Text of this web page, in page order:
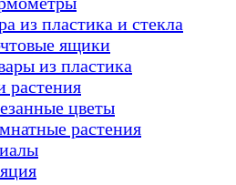
из пластика и стекла
ящики
из пластика
растения
цветы
растения